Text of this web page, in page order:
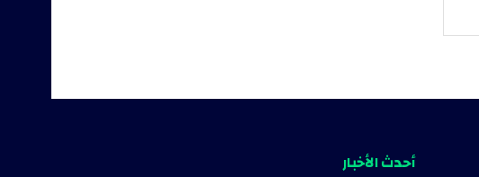
أحدث الأخبار